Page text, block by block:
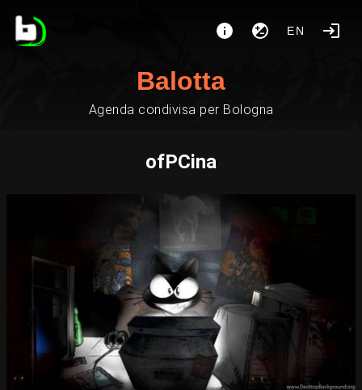
EN
Balotta
Agenda condivisa per Bologna
ofPCina